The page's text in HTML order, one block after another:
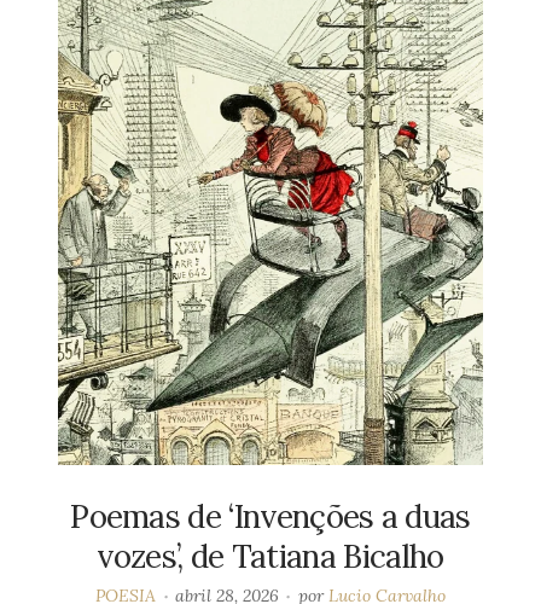
Poemas de ‘Invenções a duas
vozes’, de Tatiana Bicalho
POESIA abril 28, 2026 por Lucio Carvalho